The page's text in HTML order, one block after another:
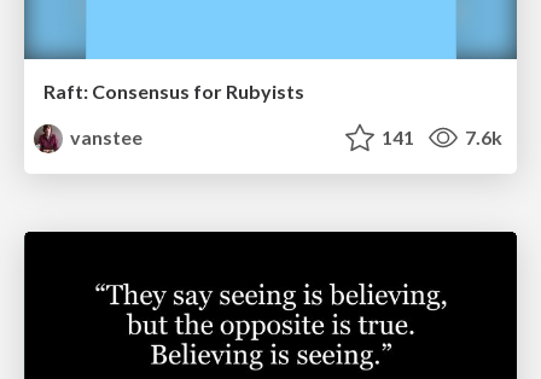
Raft: Consensus for Rubyists
vanstee
141 7.6k